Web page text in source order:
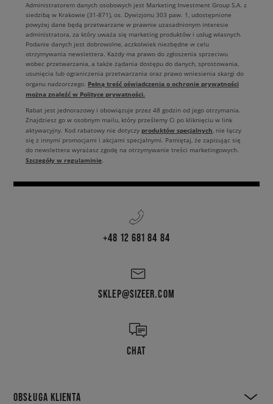
Administratorem danych osobowych jest Marketing Investment Group S.A. z
siedzibą w Krakowie (31-871), os. Dywizjonu 303 paw. 1, udostępnione
powyżej dane będą przetwarzane w prawnie uzasadnionym interesie
administratora, za który uważa się marketing produktów i usług własnych.
Podanie danych jest dobrowolne, aczkolwiek niezbędne w celu
otrzymywania newslettera. Każdy ma prawo do zgłoszenia sprzeciwu
wobec przetwarzania, a także żądania dostępu do danych, sprostowania,
usunięcia lub ograniczenia przetwarzania oraz prawo wniesienia skargi do
organu nadzorczego. Pełną treść oświadczenia o ochronie prywatności
można znaleźć w Polityce prywatności.
Rabat jest jednorazowy i obowiązuje przez 48 godzin od jego otrzymania.
Znajdziesz go w osobnym mailu, który prześlemy Ci po kliknięciu w link
aktywacyjny. Kod rabatowy nie dotyczy produktów specjalnych , nie łączy
się z innymi promocjami i akcjami specjalnymi. Pamiętaj, że zapisując się
do newslettera wyrażasz zgodę na otrzymywanie treści marketingowych.
Szczegóły w regulaminie
+48 12 681 84 84
SKLEP@SIZEER.COM
CHAT
OBSŁUGA KLIENTA